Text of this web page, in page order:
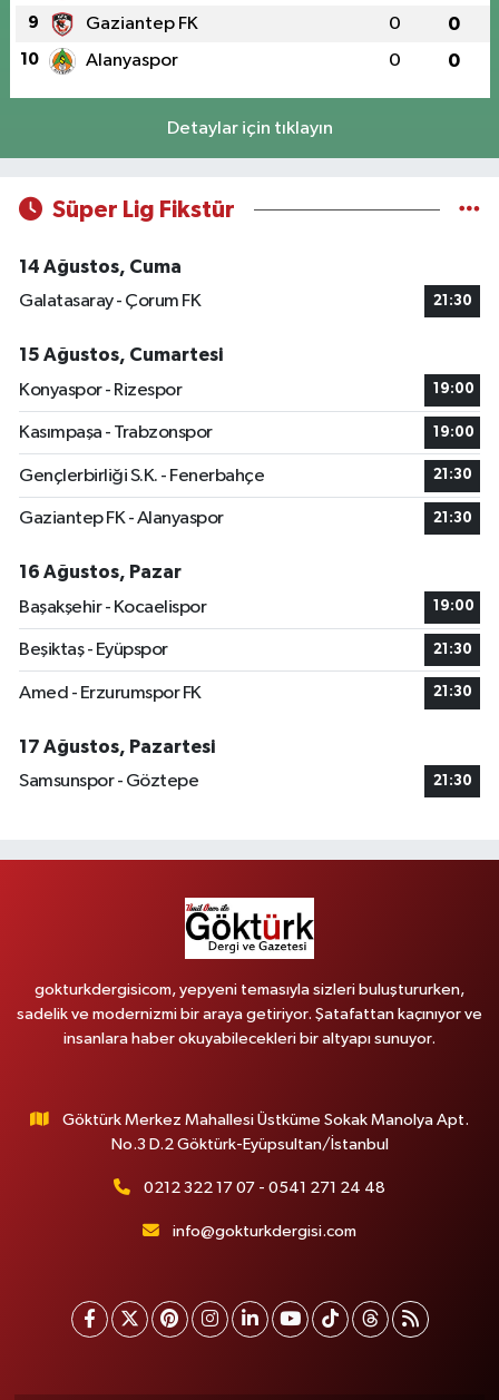
9 Gaziantep FK 0 0
10 Alanyaspor 0 0
Detaylar için tıklayın
Süper Lig Fikstür
14 Ağustos, Cuma
Galatasaray - Çorum FK
21:30
15 Ağustos, Cumartesi
Konyaspor - Rizespor
19:00
Kasımpaşa - Trabzonspor 19:00
Gençlerbirliği S.K. - Fenerbahçe 21:30
Gaziantep FK - Alanyaspor 21:30
16 Ağustos, Pazar
Başakşehir - Kocaelispor
19:00
Beşiktaş - Eyüpspor 21:30
Amed - Erzurumspor FK 21:30
17 Ağustos, Pazartesi
Samsunspor - Göztepe
21:30
gokturkdergisicom, yepyeni temasıyla sizleri buluştururken,
sadelik ve modernizmi bir araya getiriyor. Şatafattan kaçınıyor ve
insanlara haber okuyabilecekleri bir altyapı sunuyor.
Göktürk Merkez Mahallesi Üstküme Sokak Manolya Apt.
No.3 D.2 Göktürk-Eyüpsultan/İstanbul
0212 322 17 07 - 0541 271 24 48
info@gokturkdergisi.com